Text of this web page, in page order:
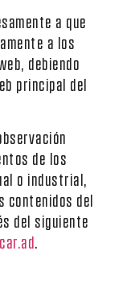
a que
a los
debiendo
principal del
de los
o industrial,
contenidos del
del siguiente
.